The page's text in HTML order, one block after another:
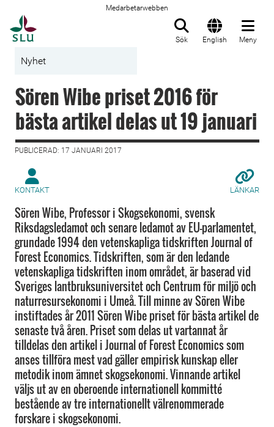
Medarbetarwebben
Sök English Meny
Nyhet
Sören Wibe priset 2016 för
bästa artikel delas ut 19 januari
PUBLICERAD: 17 JANUARI 2017
KONTAKT LÄNKAR
Sören Wibe, Professor i Skogsekonomi, svensk
Riksdagsledamot och senare ledamot av EU-parlamentet,
grundade 1994 den vetenskapliga tidskriften Journal of
Forest Economics. Tidskriften, som är den ledande
vetenskapliga tidskriften inom området, är baserad vid
Sveriges lantbruksuniversitet och Centrum för miljö och
naturresursekonomi i Umeå. Till minne av Sören Wibe
instiftades år 2011 Sören Wibe priset för bästa artikel de
senaste två åren. Priset som delas ut vartannat år
tilldelas den artikel i Journal of Forest Economics som
anses tillföra mest vad gäller empirisk kunskap eller
metodik inom ämnet skogsekonomi. Vinnande artikel
väljs ut av en oberoende internationell kommitté
bestående av tre internationellt välrenommerade
forskare i skogsekonomi.